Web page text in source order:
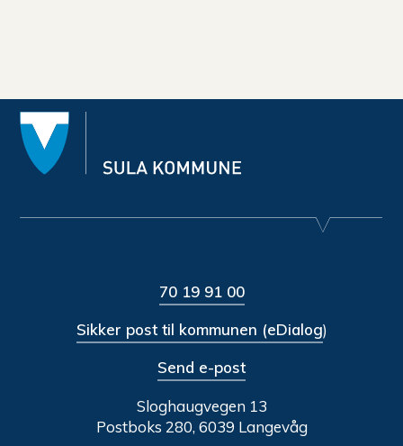
70 19 91 00
Sikker post til kommunen (eDialog)
Send e-post
Sloghaugvegen 13
Postboks 280, 6039 Langevåg